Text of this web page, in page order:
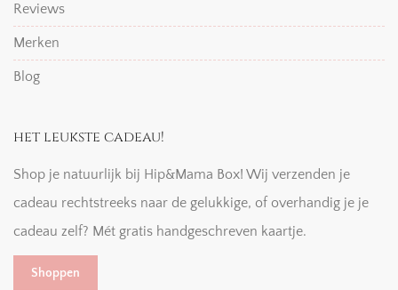
Reviews
Merken
Blog
het leukste cadeau!
Shop je natuurlijk bij Hip&Mama Box! Wij verzenden je
cadeau rechtstreeks naar de gelukkige, of overhandig je je
cadeau zelf? Mét gratis handgeschreven kaartje.
Shoppen